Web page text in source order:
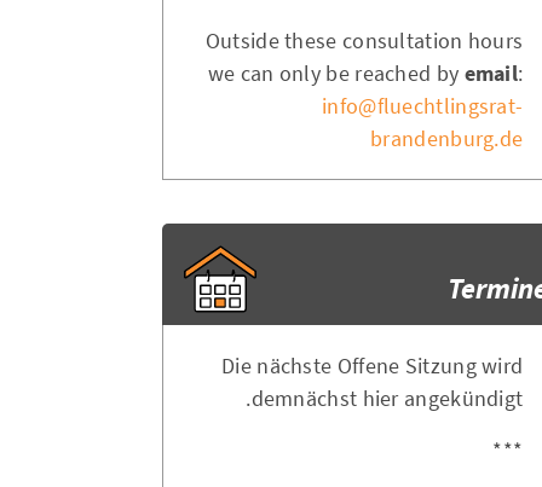
Outside these consultation hours
we can only be reached by email:
info@fluechtlingsrat-
brandenburg.de
Die nächste Offene Sitzung wird
demnächst hier angekündigt.
***